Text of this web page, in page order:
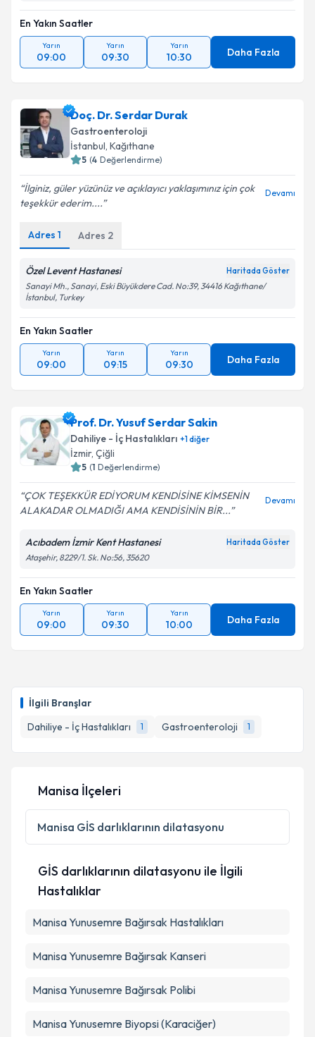
İlgili Branşlar
Dahiliye - İç Hastalıkları
1 Gastroenteroloji 1
En Yakın Saatler
Yarın
09:00
Yarın
09:30
Yarın
10:30 Daha Fazla
Doç. Dr. Serdar Durak
Gastroenteroloji
İstanbul, Kağıthane
5 (4 Değerlendirme)
İlginiz, güler yüzünüz ve açıklayıcı yaklaşımınız için çok
teşekkür ederim....
Devamı
Adres 1 Adres 2
Özel Levent Hastanesi Haritada Göster
Sanayi Mh., Sanayi, Eski Büyükdere Cad. No:39, 34416 Kağıthane/
İstanbul, Turkey
En Yakın Saatler
Yarın
09:00
Yarın
09:15
Yarın
09:30 Daha Fazla
Prof. Dr. Yusuf Serdar Sakin
Dahiliye - İç Hastalıkları +1diğer
İzmir, Çiğli
5 (1 Değerlendirme)
ÇOK TEŞEKKÜR EDİYORUM KENDİSİNE KİMSENİN
ALAKADAR OLMADIĞI AMA KENDİSİNİN BİR...
Devamı
Acıbadem İzmir Kent Hastanesi Haritada Göster
Ataşehir, 8229/1. Sk. No:56, 35620
En Yakın Saatler
Yarın
09:00
Yarın
09:30
Yarın
10:00 Daha Fazla
Manisa İlçeleri
Manisa GİS darlıklarının dilatasyonu
GİS darlıklarının dilatasyonu ile İlgili
Hastalıklar
Manisa Yunusemre Bağırsak Hastalıkları
Manisa Yunusemre Bağırsak Kanseri
Manisa Yunusemre Bağırsak Polibi
Manisa Yunusemre Biyopsi (Karaciğer)